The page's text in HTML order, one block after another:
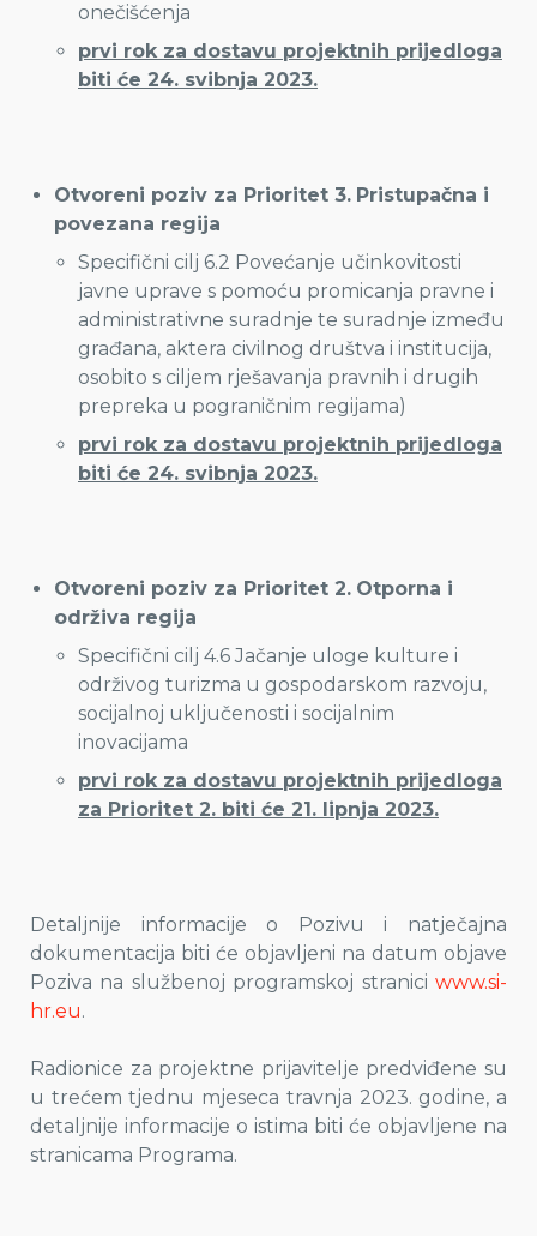
onečišćenja
prvi rok za dostavu projektnih prijedloga
biti će 24. svibnja 2023.
Otvoreni poziv za Prioritet 3. Pristupačna i
povezana regija
Specifični cilj 6.2 Povećanje učinkovitosti
javne uprave s pomoću promicanja pravne i
administrativne suradnje te suradnje između
građana, aktera civilnog društva i institucija,
osobito s ciljem rješavanja pravnih i drugih
prepreka u pograničnim regijama)
prvi rok za dostavu projektnih prijedloga
biti će 24. svibnja 2023.
Otvoreni poziv za Prioritet 2. Otporna i
održiva regija
Specifični cilj 4.6 Jačanje uloge kulture i
održivog turizma u gospodarskom razvoju,
socijalnoj uključenosti i socijalnim
inovacijama
prvi rok za dostavu projektnih prijedloga
za Prioritet 2. biti će 21. lipnja 2023.
Detaljnije informacije o Pozivu i natječajna
dokumentacija biti će objavljeni na datum objave
Poziva na službenoj programskoj stranici www.si-
hr.eu.
Radionice za projektne prijavitelje predviđene su
u trećem tjednu mjeseca travnja 2023. godine, a
detaljnije informacije o istima biti će objavljene na
stranicama Programa.